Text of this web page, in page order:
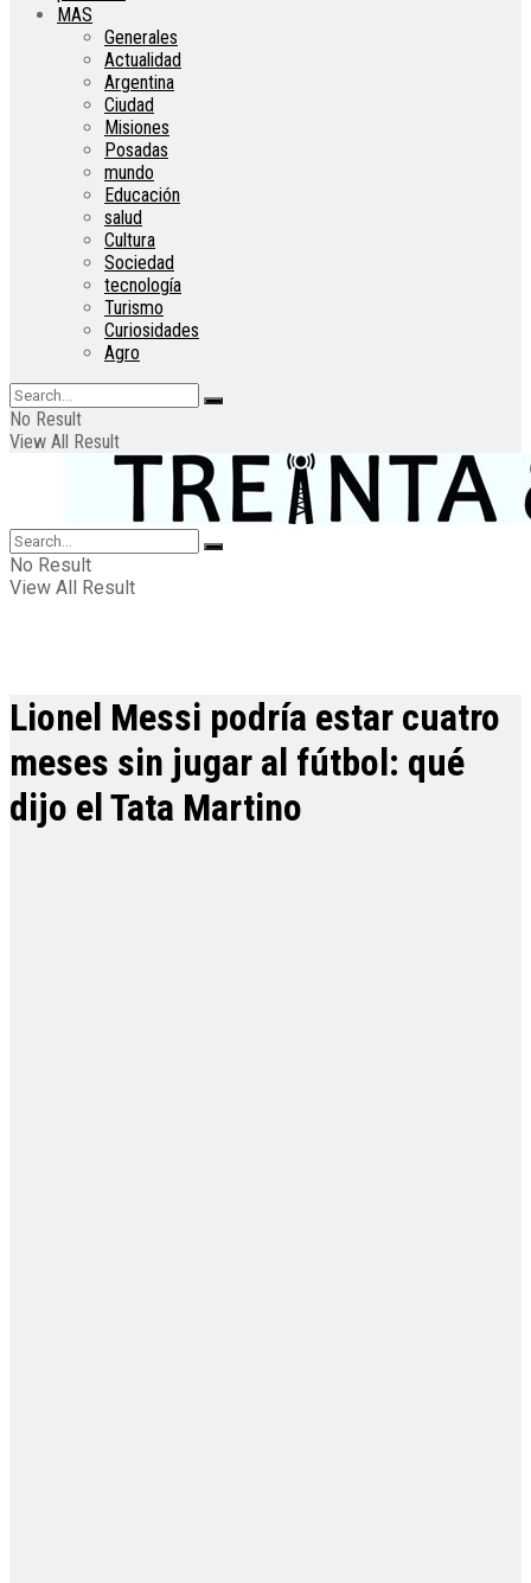
MAS
Generales
Actualidad
Argentina
Ciudad
Misiones
Posadas
mundo
Educación
salud
Cultura
Sociedad
tecnología
Turismo
Curiosidades
Agro
No Result
View All Result
No Result
View All Result
Lionel Messi podría estar cuatro
meses sin jugar al fútbol: qué
dijo el Tata Martino